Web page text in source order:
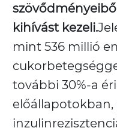
kihívást kezeli.
mint 536 millió
további 30%-a
előállapotokban,